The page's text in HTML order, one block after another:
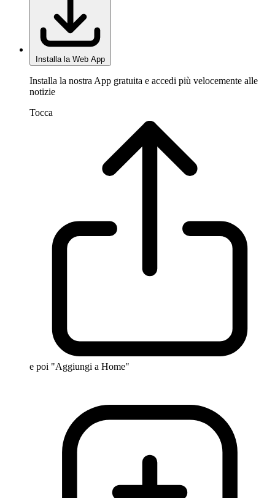
Installa la Web App
Installa la nostra App gratuita e accedi più velocemente alle
notizie
Tocca
e poi "Aggiungi a Home"